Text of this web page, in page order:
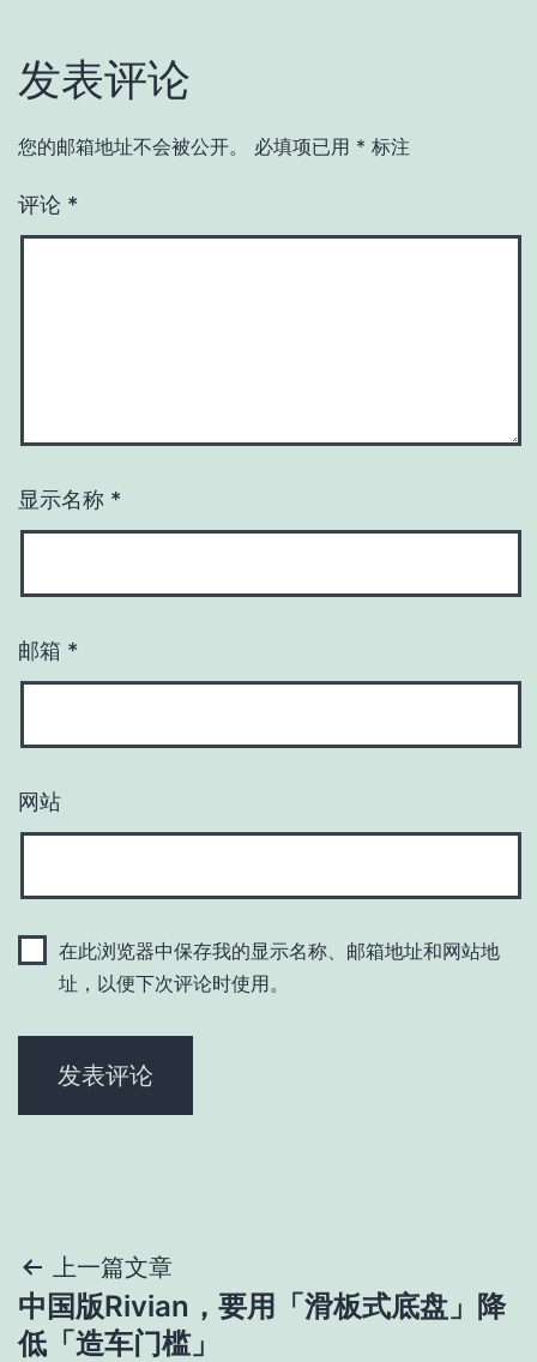
发表评论
您的邮箱地址不会被公开。 必填项已用 * 标注
评论 *
显示名称 *
邮箱 *
网站
在此浏览器中保存我的显示名称、邮箱地址和网站地
址，以便下次评论时使用。
文
章
上一篇文章
中国版Rivian，要用「滑板式底盘」降
低「造车门槛」